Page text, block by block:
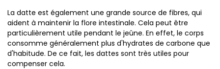
La datte est également une grande source de fibres, qui
aident à maintenir la flore intestinale. Cela peut être
particulièrement utile pendant le jeûne. En effet, le corps
consomme généralement plus d'hydrates de carbone que
d'habitude. De ce fait, les dattes sont très utiles pour
compenser cela.